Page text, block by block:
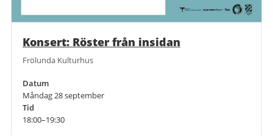
Konsert: Röster från insidan
Frölunda Kulturhus
Datum
Måndag 28 september
Tid
18:00–19:30